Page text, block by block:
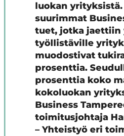
luokan
suurimmat
tuet, jotka jaettiin
työllistäville
muodostivat
prosenttia.
prosenttia koko
kokoluokan
Business
toimitusjohtaja
– Yhteistyö eri